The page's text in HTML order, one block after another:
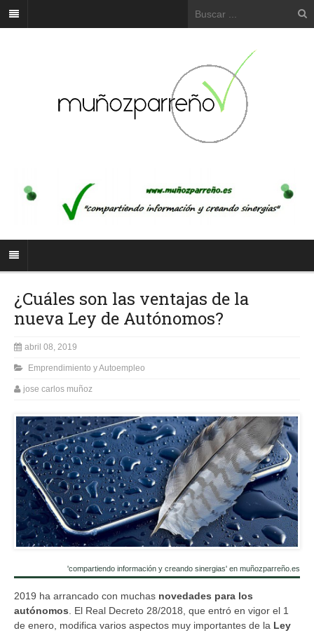
¿Cuáles son las ventajas de la
nueva Ley de Autónomos?
abril 08, 2019
Emprendimiento y Autoempleo
jose carlos muñoz
'compartiendo información y creando sinergias' en muñozparreño.es
2019 ha arrancado con muchas novedades para los
autónomos . El Real Decreto 28/2018, que entró en vigor el 1
de enero, modifica varios aspectos muy importantes de la Ley